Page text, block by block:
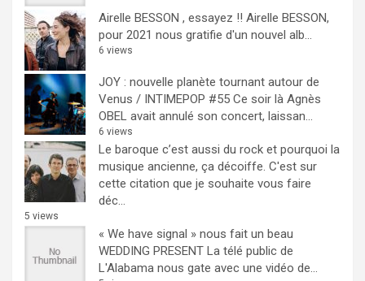
Airelle BESSON , essayez !! Airelle BESSON,
pour 2021 nous gratifie d'un nouvel alb...
6 views
JOY : nouvelle planète tournant autour de
Venus / INTIMEPOP #55 Ce soir là Agnès
OBEL avait annulé son concert, laissan...
6 views
Le baroque c’est aussi du rock et pourquoi la
musique ancienne, ça décoiffe. C'est sur
cette citation que je souhaite vous faire
déc...
5 views
« We have signal » nous fait un beau
WEDDING PRESENT La télé public de
L'Alabama nous gate avec une vidéo de...